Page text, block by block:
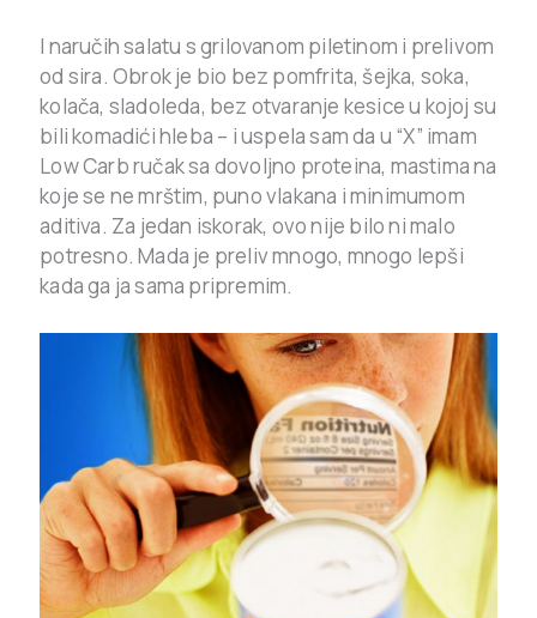
I naručih salatu s grilovanom piletinom i prelivom
od sira. Obrok je bio bez pomfrita, šejka, soka,
kolača, sladoleda, bez otvaranje kesice u kojoj su
bili komadići hleba – i uspela sam da u “X” imam
Low Carb ručak sa dovoljno proteina, mastima na
koje se ne mrštim, puno vlakana i minimumom
aditiva. Za jedan iskorak, ovo nije bilo ni malo
potresno. Mada je preliv mnogo, mnogo lepši
kada ga ja sama pripremim.